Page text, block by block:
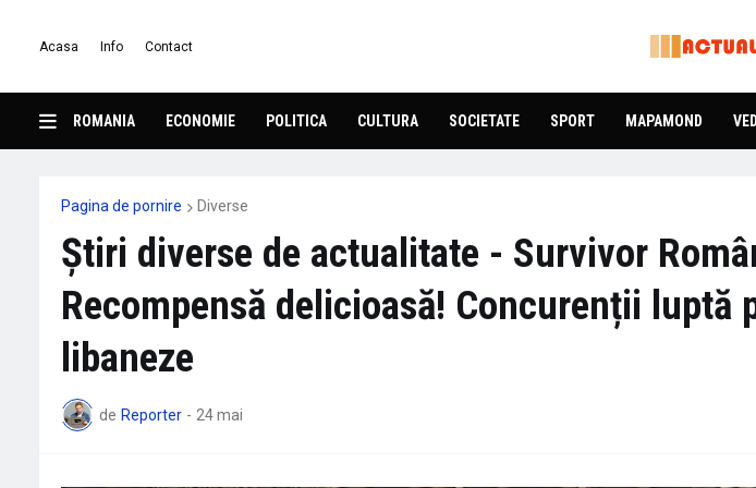
Acasa Info Contact
ROMANIA ECONOMIE POLITICA CULTURA SOCIETATE SPORT MAPAMOND
Pagina de pornire Diverse
Știri diverse de actualitate - Survivor
Recompensă delicioasă! Concurenții luptă
libaneze
de Reporter - 24 mai